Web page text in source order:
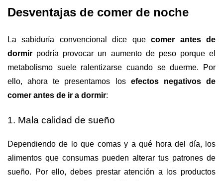
Desventajas de comer de noche
La sabiduría convencional dice quecomer antes de
dormir podría provocar un aumento de peso porque el
metabolismo suele ralentizarse cuando se duerme. Por
ello, ahora te presentamos los efectos negativos de
comer antes de ir a dormir:
1. Mala calidad de sueño
Dependiendo de lo que comas y a qué hora del día, los
alimentos que consumas pueden alterar tus patrones de
sueño. Por ello, debes prestar atención a los productos